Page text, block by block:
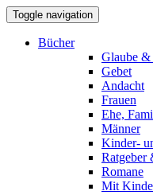
Toggle navigation
Bücher
Glaube &
Gebet
Andacht
Frauen
Ehe,
Männer
Kinder-
Ratgeber
Romane
Mit